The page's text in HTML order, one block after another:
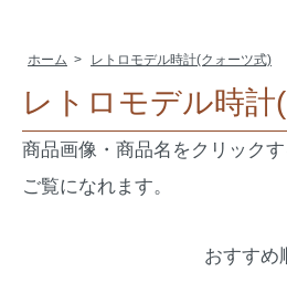
ホーム > レトロモデル時計(クォーツ式)
レトロモデル時計
商品画像・商品名をクリック
ご覧になれます。
おすす